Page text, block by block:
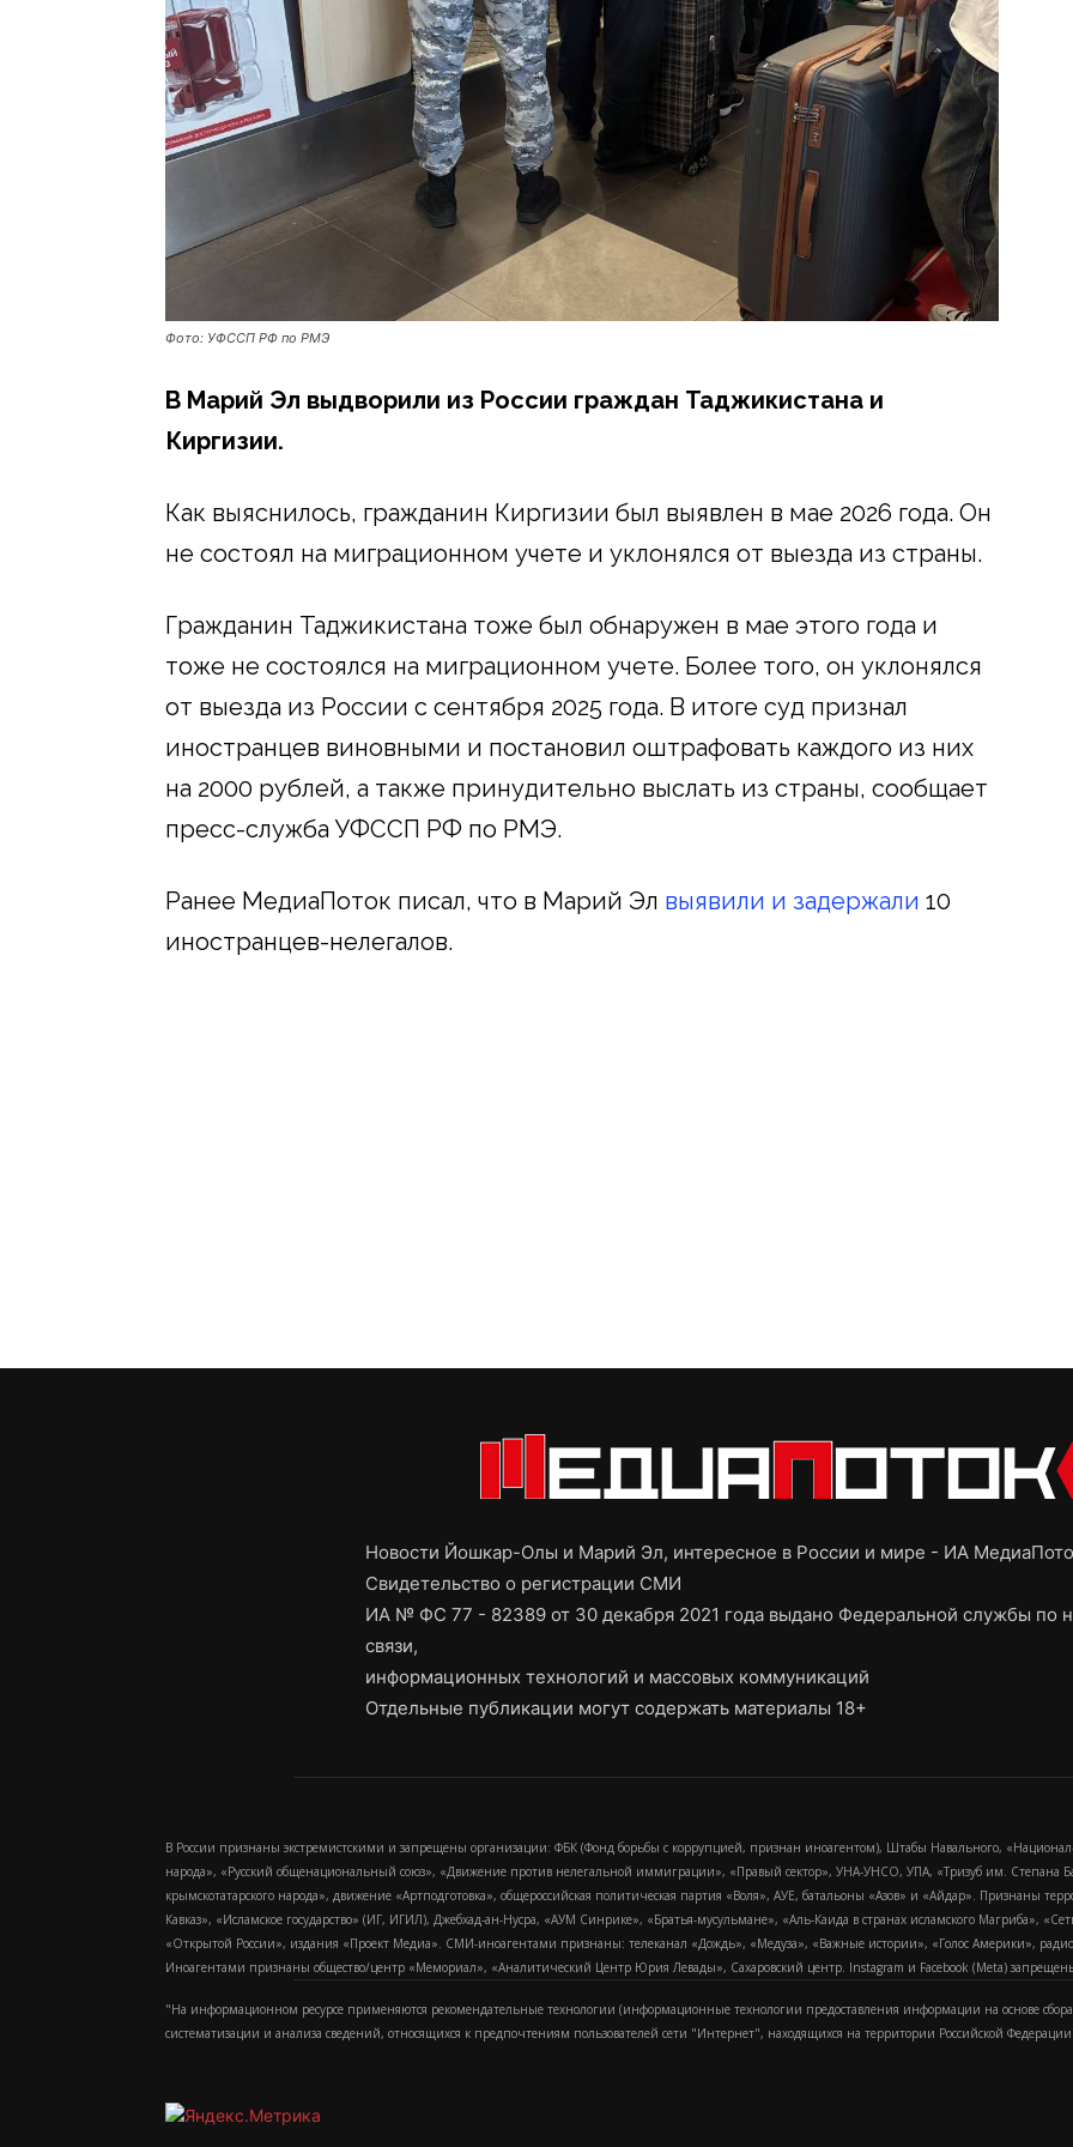
Фото: УФССП РФ по РМЭ
В Марий Эл выдворили из России граждан Таджикистана и
Киргизии.
Как выяснилось, гражданин Киргизии был выявлен в мае 2026 года. Он
не состоял на миграционном учете и уклонялся от выезда из страны.
Гражданин Таджикистана тоже был обнаружен в мае этого года и
тоже не состоялся на миграционном учете. Более того, он уклонялся
от выезда из России с сентября 2025 года. В итоге суд признал
иностранцев виновными и постановил оштрафовать каждого из них
на 2000 рублей, а также принудительно выслать из страны, сообщает
пресс-служба УФССП РФ по РМЭ.
Ранее МедиаПоток писал, что в Марий Эл выявили и задержали 10
иностранцев-нелегалов.
Новости Йошкар-Олы и Марий Эл, интересное в России и мире - ИА
Свидетельство о регистрации СМИ
ИА № ФС 77 - 82389 от 30 декабря 2021 года выдано Федеральной службы по
связи,
информационных технологий и массовых коммуникаций
Отдельные публикации могут содержать материалы 18+
В России признаны экстремистскими и запрещены организации: ФБК (Фонд борьбы с коррупцией, признан иноагентом), Штабы Навального,
народа», «Русский общенациональный союз», «Движение против нелегальной иммиграции», «Правый сектор», УНА-УНСО, УПА, «Тризуб им.
крымскотатарского народа», движение «Артподготовка», общероссийская политическая партия «Воля», АУЕ, батальоны «Азов» и «Айдар». Признаны
Кавказ», «Исламское государство» (ИГ, ИГИЛ), Джебхад-ан-Нусра, «АУМ Синрике», «Братья-мусульмане», «Аль-Каида в странах исламского Магриба»,
«Открытой России», издания «Проект Медиа». СМИ-иноагентами признаны: телеканал «Дождь», «Медуза», «Важные истории», «Голос Америки»,
Иноагентами признаны общество/центр «Мемориал», «Аналитический Центр Юрия Левады», Сахаровский центр. Instagram и Facebook (Metа)
"На информационном ресурсе применяются рекомендательные технологии (информационные технологии предоставления информации на основе
систематизации и анализа сведений, относящихся к предпочтениям пользователей сети "Интернет", находящихся на территории Российской